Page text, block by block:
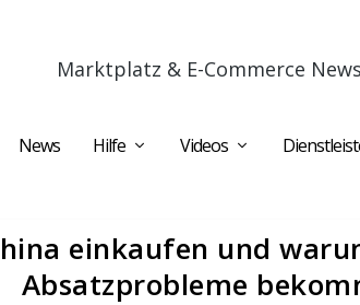
Marktplatz & E-Commerce
News Hilfe Videos
einkaufen und
Absatzprobleme